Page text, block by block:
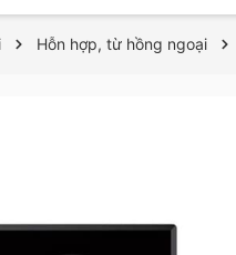
Hỗn hợp, từ hồng ngoại